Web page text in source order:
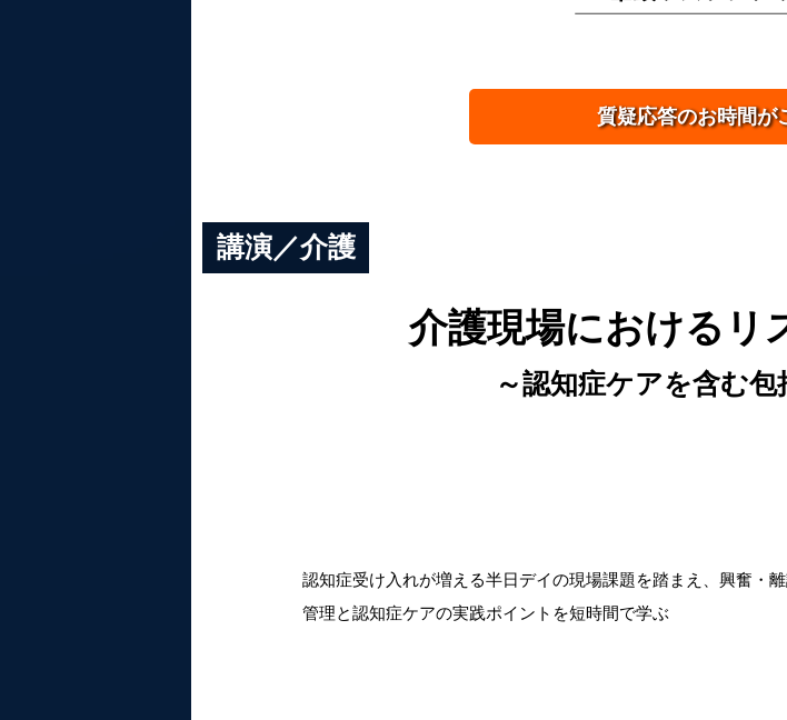
質疑応答のお時間が
講演／介護
介護現場におけるリ
～認知症ケアを含む包
認知症受け入れが増える半日デイの現場課題を踏まえ、興奮・
管理と認知症ケアの実践ポイントを短時間で学ぶ